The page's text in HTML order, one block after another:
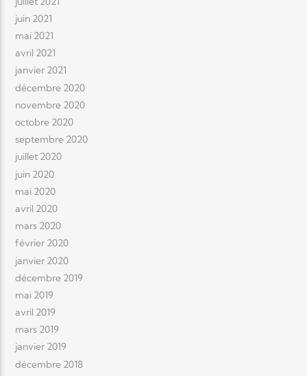
juin 2021
mai 2021
avril 2021
janvier 2021
décembre 2020
novembre 2020
octobre 2020
septembre 2020
juillet 2020
juin 2020
mai 2020
avril 2020
mars 2020
février 2020
janvier 2020
décembre 2019
mai 2019
avril 2019
mars 2019
janvier 2019
décembre 2018